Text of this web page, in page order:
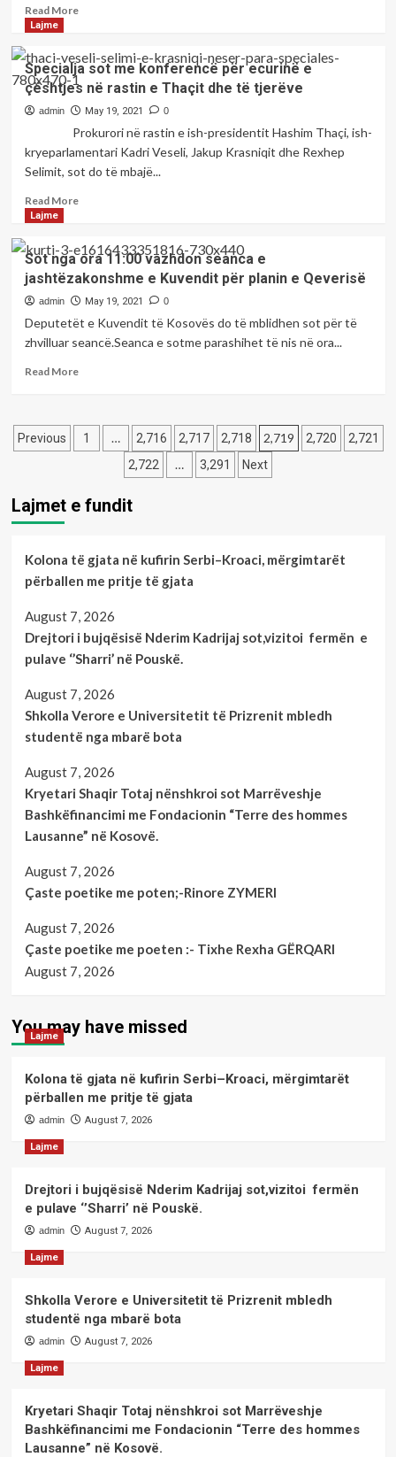
luftës
e
vendeve
të
Ballkanit
Perëndimor
Read MoreRead
22
vjet
nga
masakra
në
e
Dubravës
Lajme
Specialja sot me konferencë për ecurinë e
çështjes në rastin e Thaçit dhe të tjerëve
admin May 19, 2021 0
Prokurori në rastin e ish-presidentit Hashim Thaçi, ish-
kryeparlamentari Kadri Veseli, Jakup Krasniqit dhe Rexhep
Selimit, sot do të mbajë...
Read MoreRead
Specialja
sot
me
konferencë
për
e
Thaçit
dhe
Lajme
Sot nga ora 11:00 vazhdon seanca e
jashtëzakonshme e Kuvendit për planin e Qeverisë
admin May 19, 2021 0
Deputetët e Kuvendit të Kosovës do të mblidhen sot për të
zhvilluar seancë.Seanca e sotme parashihet të nis në ora...
Read MoreRead
nga
ora
seanca
e
Kuvendit
për
e
Qeverisë
Posts
pagination
Previous 1 … 2,716 2,717 2,718 2,719 2,720
2,721
2,722
… 3,291 Next
Lajmet e fundit
Kolona të gjata në kufirin Serbi–Kroaci, mërgimtarët
përballen me pritje të gjata
August 7, 2026
Drejtori i bujqësisë Nderim Kadrijaj sot,vizitoi fermën e
pulave ‘’Sharri’ në Pouskë.
August 7, 2026
Shkolla Verore e Universitetit të Prizrenit mbledh
studentë nga mbarë bota
August 7, 2026
Kryetari Shaqir Totaj nënshkroi sot Marrëveshje
Bashkëfinancimi me Fondacionin “Terre des hommes
Lausanne” në Kosovë.
August 7, 2026
Çaste poetike me poten;-Rinore ZYMERI
August 7, 2026
Çaste poetike me poeten :- Tixhe Rexha GËRQARI
August 7, 2026
You may have missed
Lajme
Kolona të gjata në kufirin Serbi–Kroaci, mërgimtarët
përballen me pritje të gjata
admin August 7, 2026
Lajme
Drejtori i bujqësisë Nderim Kadrijaj sot,vizitoi fermën
e pulave ‘’Sharri’ në Pouskë.
admin August 7, 2026
Lajme
Shkolla Verore e Universitetit të Prizrenit mbledh
studentë nga mbarë bota
admin August 7, 2026
Lajme
Kryetari Shaqir Totaj nënshkroi sot Marrëveshje
Bashkëfinancimi me Fondacionin “Terre des hommes
Lausanne” në Kosovë.